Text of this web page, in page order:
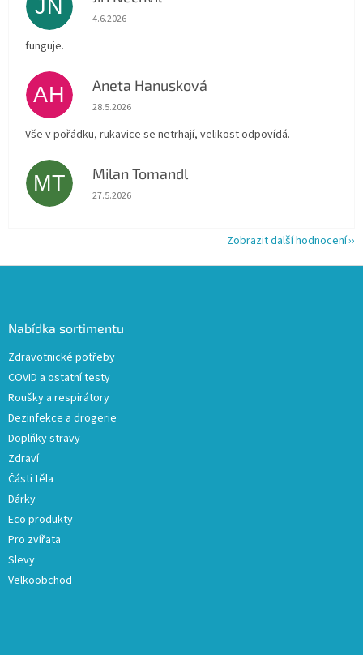
JN Hodnocení obchodu je 5 z 5 hvězdiček.
4.6.2026
funguje.
AH Aneta Hanusková
Hodnocení obchodu je 5 z 5 hvězdiček.
28.5.2026
Vše v pořádku, rukavice se netrhají, velikost odpovídá.
MT Milan Tomandl
Hodnocení obchodu je 5 z 5 hvězdiček.
27.5.2026
Zobrazit další hodnocení
Nabídka sortimentu
Zdravotnické potřeby
COVID a ostatní testy
Roušky a respirátory
Dezinfekce a drogerie
Doplňky stravy
Zdraví
Části těla
Dárky
Eco produkty
Pro zvířata
Slevy
Velkoobchod